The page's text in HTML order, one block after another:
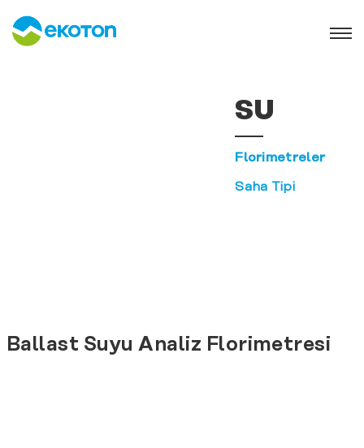
SU
Florimetreler
Saha Tipi
Ballast Suyu Analiz Florimetresi